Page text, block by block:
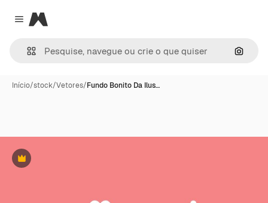
Close menu
Magnific
Início/stock/Vetores/Fundo Bonito Da Ilus…
Premium